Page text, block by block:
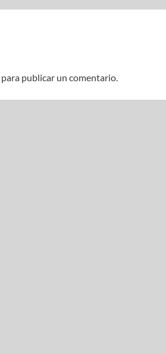
para publicar un comentario.